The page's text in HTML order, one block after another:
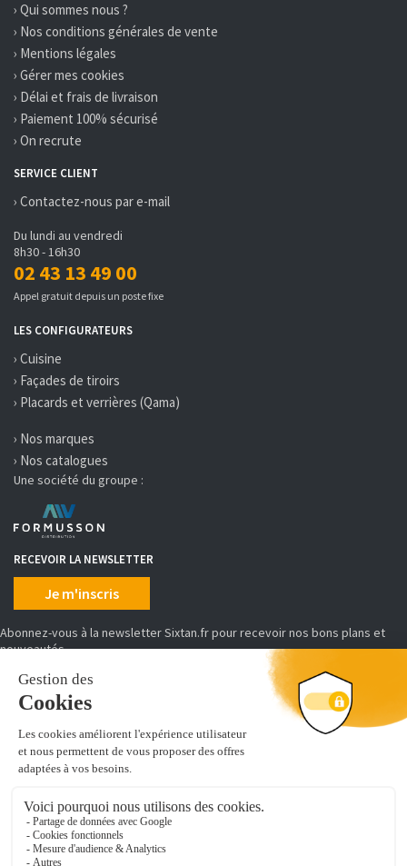
› Qui sommes nous ?
› Nos conditions générales de vente
› Mentions légales
› Gérer mes cookies
› Délai et frais de livraison
› Paiement 100% sécurisé
› On recrute
SERVICE CLIENT
› Contactez-nous par e-mail
Du lundi au vendredi
8h30 - 16h30
02 43 13 49 00
Appel gratuit depuis un poste fixe
LES CONFIGURATEURS
› Cuisine
› Façades de tiroirs
› Placards et verrières (Qama)
› Nos marques
› Nos catalogues
Une société du groupe :
RECEVOIR LA NEWSLETTER
Je m'inscris
Abonnez-vous à la newsletter Sixtan.fr pour recevoir nos bons plans et
nouveautés
MOYENS DE PAIEMENT
SIXTAN distribue, conditionne et achemine des produits d'équipement et
de prêt à poser de cuisine, salles de bains, placards et dressing.
Découvrez de nombreuses références pour aménager votre intérieur :
module colonne-tablette et penderie pour dressing
bon endroit !
Leader de l'équipement de cuisine en ligne, nous sommes distributeurs de
marques professionnelles, gage de qualité et de sérénité.
Nous mettons à jour nos produits quotidiennement sur notre site. Notre